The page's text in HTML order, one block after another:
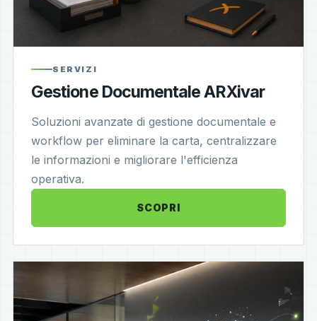
SERVIZI
Gestione Documentale ARXivar
Soluzioni avanzate di gestione documentale e
workflow per eliminare la carta, centralizzare
le informazioni e migliorare l'efficienza
operativa.
SCOPRI